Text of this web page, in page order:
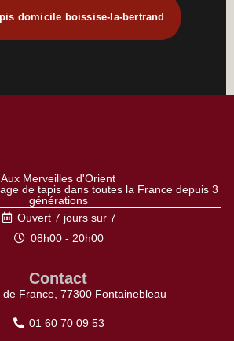
domicile boissise-la-bertrand
Aux Merveilles d'Orient
de tapis dans toutes la France depuis 3
générations
Ouvert 7 jours sur 7
08h00 - 20h00
Contact
de France, 77300 Fontainebleau
01 60 70 09 53